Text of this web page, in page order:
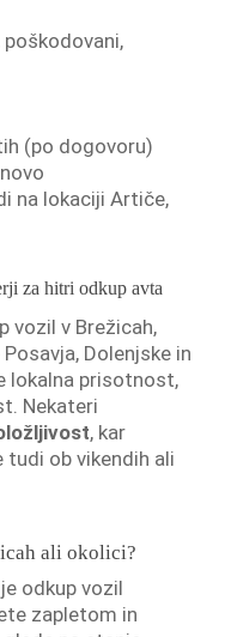
(po dogovoru)
na lokaciji Artiče,
za hitri odkup avta
vozil v Brežicah,
Dolenjske in
lokalna prisotnost,
Nekateri
, kar
tudi ob vikendih ali
ali okolici?
odkup vozil
zapletom in